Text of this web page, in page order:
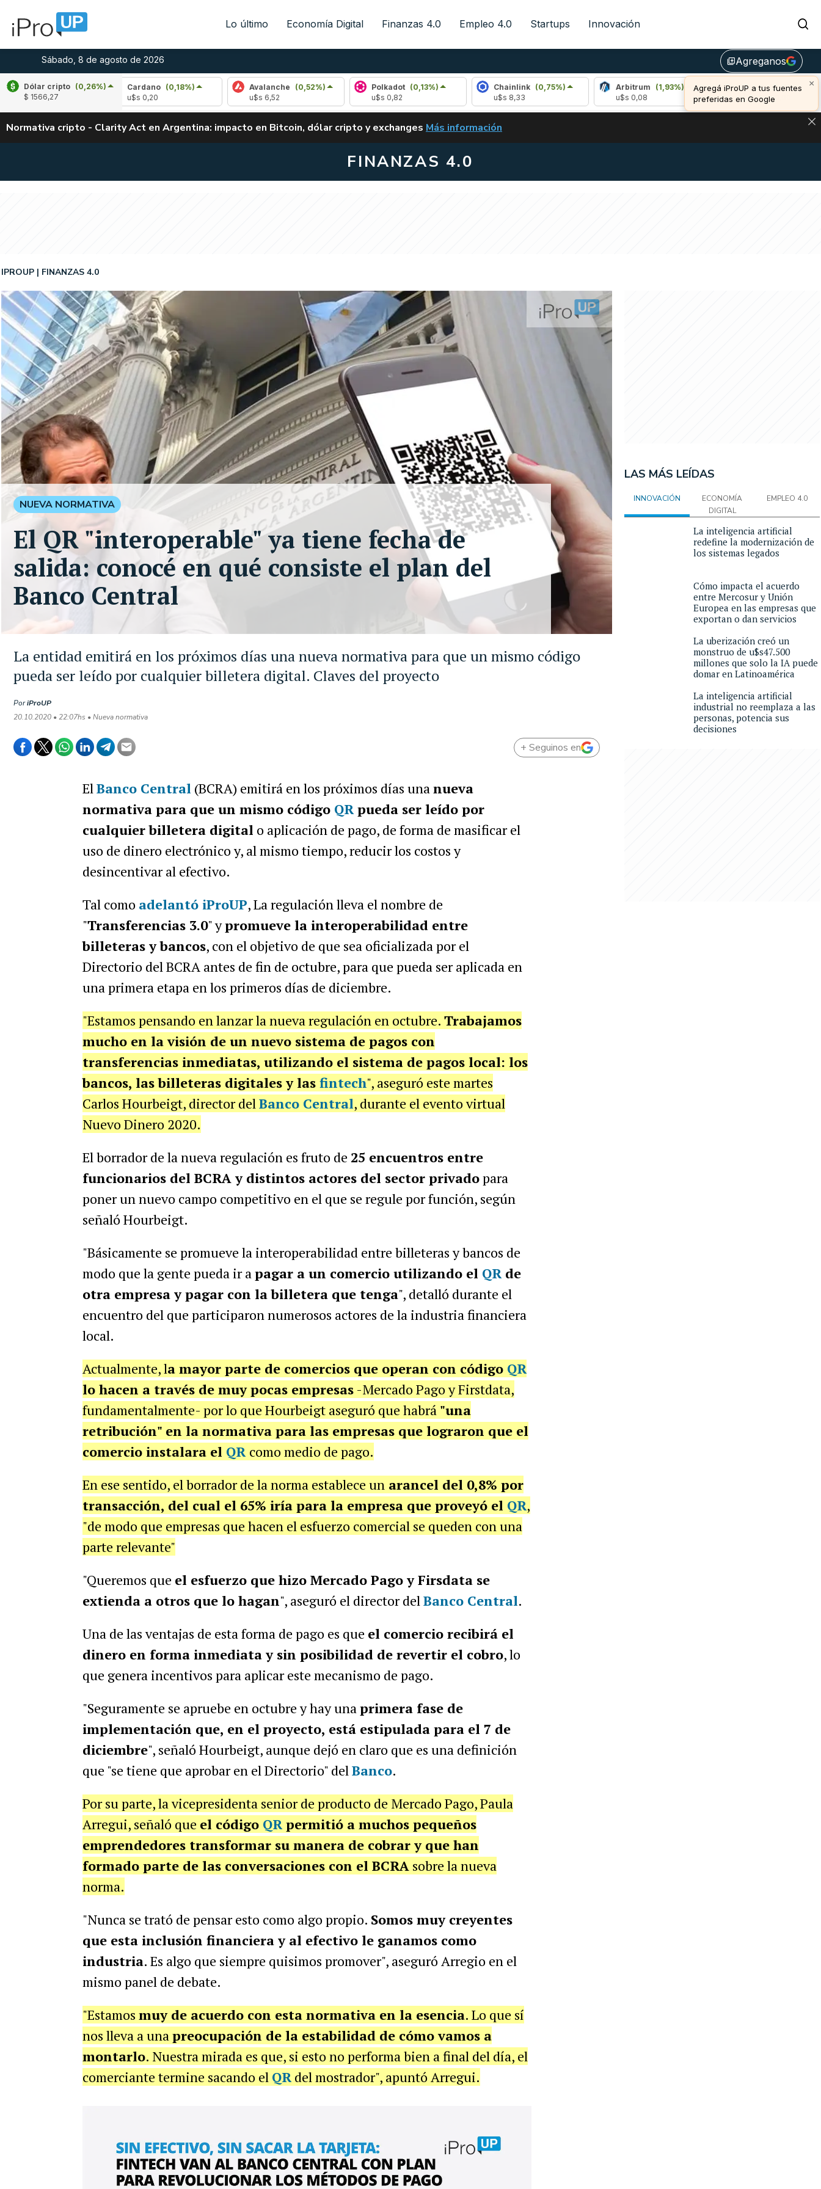
Lo último Economía Digital Finanzas 4.0 Empleo 4.0 Startups Innovación
Sábado, 8 de agosto de 2026 library_addAgreganos
×
Agregá iProUP a tus fuentes
preferidas en Google
Dólar cripto (0,26%)
$ 1566,27
Cardano
(0,18%)
Avalanche
(0,52%)
Polkadot
(0,13%)
Chainlink
(0,75%)
Arbitrum
(1,93%)
Bitcoin
(0,06%)
u$s 64.990,00
Normativa cripto - Clarity Act en Argentina: impacto en Bitcoin, dólar cripto y exchanges CLARITY ACT EN ARGENTINA: IMPACTO EN BITCOIN, DÓLAR CRIPTO Y EXCHANGES
Más información
FINANZAS 4.0
La entidad emitirá en los próximos días una nueva normativa para que un mismo código
pueda ser leído por cualquier billetera digital. Claves del proyecto
IPROUP FINANZAS 4.0
PoriProUP
20.10.2020 • 22:07hs • Nueva normativa
NUEVA NORMATIVA
El QR "interoperable" ya tiene fecha de
salida: conocé en qué consiste el plan del
Banco Central
+ Seguinos en
ElBanco Central (BCRA) emitirá en los próximos días unanueva
normativa para que un mismo código QRpueda ser leído por
cualquier billetera digital o aplicación de pago, de forma de masificar el
uso de dinero electrónico y, al mismo tiempo, reducir los costos y
desincentivar al efectivo.
Tal como adelantó iProUP, La regulación lleva el nombre de
"Transferencias 3.0" ypromueve la interoperabilidad entre
billeteras y bancos, con el objetivo de que sea oficializada por el
Directorio del BCRA antes de fin de octubre, para que pueda ser aplicada en
una primera etapa en los primeros días de diciembre.
"Estamos pensando en lanzar la nueva regulación en octubre. Trabajamos
mucho en la visión de un nuevo sistema de pagos con
transferencias inmediatas, utilizando el sistema de pagos local: los
bancos, las billeteras digitales y las fintech", aseguró este martes
Carlos Hourbeigt, director delBanco Central, durante el evento virtual
Nuevo Dinero 2020.
El borrador de la nueva regulación es fruto de 25 encuentros entre
funcionarios del BCRA y distintos actores del sector privadopara
poner un nuevo campo competitivo en el que se regule por función, según
señaló Hourbeigt.
"Básicamente se promueve la interoperabilidad entre billeteras y bancos de
modo que la gente pueda ir apagar a un comercio utilizando el QRde
otra empresa y pagar con la billetera que tenga", detalló durante el
encuentro del que participaron numerosos actores de la industria financiera
local.
Actualmente, la mayor parte de comercios que operan con código QR
lo hacen a través de muy pocas empresas-Mercado Pago y Firstdata,
fundamentalmente- por lo que Hourbeigt aseguró que habrá "una
retribución" en la normativa para las empresas que lograron que el
comercio instalara el QR como medio de pago.
En ese sentido, el borrador de la norma establece unarancel del 0,8% por
transacción, del cual el 65% iría para la empresa que proveyó el QR,
"de modo que empresas que hacen el esfuerzo comercial se queden con una
parte relevante"
"Queremos que el esfuerzo que hizo Mercado Pago y Firsdata se
extienda a otros que lo hagan", aseguró el director delBanco Central.
Una de las ventajas de esta forma de pago es que el comercio recibirá el
dinero en forma inmediata y sin posibilidad de revertir el cobro, lo
que genera incentivos para aplicar este mecanismo de pago.
"Seguramente se apruebe en octubre y hay unaprimera fase de
implementación que, en el proyecto, está estipulada para el 7 de
diciembre", señaló Hourbeigt, aunque dejó en claro que es una definición
que "se tiene que aprobar en el Directorio" delBanco.
Por su parte, la vicepresidenta senior de producto de Mercado Pago, Paula
Arregui, señaló que el código QRpermitió a muchos pequeños
emprendedores transformar su manera de cobrar y que han
formado parte de las conversaciones con el BCRAsobre la nueva
norma.
"Nunca se trató de pensar esto como algo propio. Somos muy creyentes
que esta inclusión financiera y al efectivo le ganamos como
industria. Es algo que siempre quisimos promover", aseguró Arregio en el
mismo panel de debate.
"Estamos muy de acuerdo con esta normativa en la esencia. Lo que sí
nos lleva a unapreocupación de la estabilidad de cómo vamos a
montarlo. Nuestra mirada es que, si esto no performa bien a final del día, el
comerciante termine sacando el QRdel mostrador", apuntó Arregui.
LAS MÁS LEÍDAS
INNOVACIÓN
ECONOMÍA
DIGITAL
EMPLEO 4.0
La inteligencia artificial
redefine la modernización de
los sistemas legados
Cómo impacta el acuerdo
entre Mercosur y Unión
Europea en las empresas que
exportan o dan servicios
La uberización creó un
monstruo de u$s47.500
millones que solo la IA puede
domar en Latinoamérica
La inteligencia artificial
industrial no reemplaza a las
personas, potencia sus
decisiones